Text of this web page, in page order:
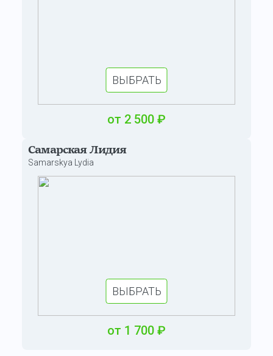
ВЫБРАТЬ
от 2 500 ₽
Самарская Лидия
Samarskya Lydia
ВЫБРАТЬ
от 1 700 ₽